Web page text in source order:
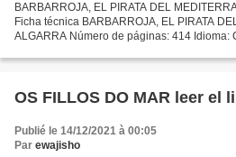
BARBARROJA, EL PIRATA DEL
Ficha técnica BARBARROJA, EL PIRATA
ALGARRA Número de páginas: 414 Idioma:
Año...
OS FILLOS DO MAR leer el
Publié le 14/12/2021 à 00:05
Par ewajisho